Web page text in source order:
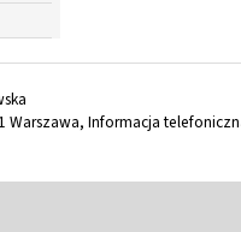
Warszawa, Informacja